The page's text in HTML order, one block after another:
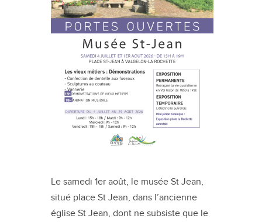
Le samedi 1er août, le musée St Jean,
situé place St Jean, dans l’ancienne
église St Jean, dont ne subsiste que le